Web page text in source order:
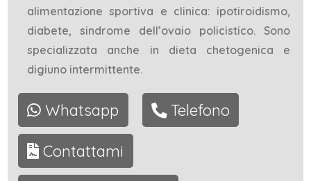
alimentazione sportiva e clinica: ipotiroidismo,
diabete, sindrome dell’ovaio policistico. Sono
specializzata anche in dieta chetogenica e
digiuno intermittente.
Whatsapp Telefono
Contattami